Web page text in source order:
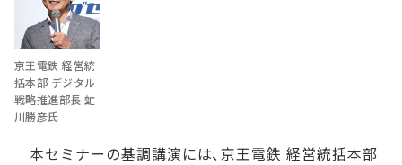
京王電鉄 経営統
括本部 デジタル
戦略推進部長 虻
川勝彦氏
本セミナーの基調講演には、京王電鉄 経営統括本部